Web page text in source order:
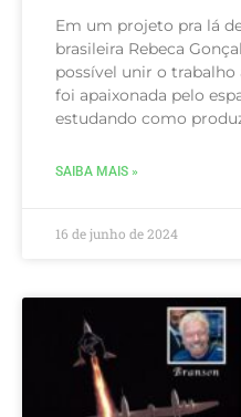
Em um projeto pra lá
brasileira Rebeca
possível unir o
foi apaixonada pelo
estudando como
SAIBA MAIS »
16 de junho de 2024